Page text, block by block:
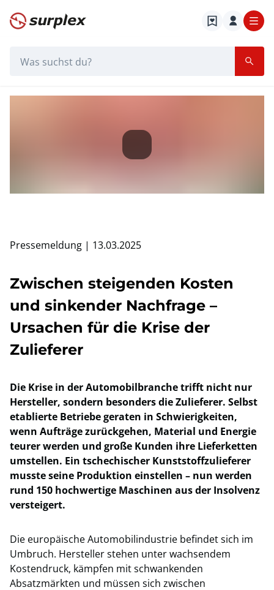
Startseite
Startseite
pressemeldung-ursache-automobilzulieferer-
Pressemeldung | 13.03.2025
Zwischen steigenden Kosten
und sinkender Nachfrage –
Ursachen für die Krise der
Zulieferer
Die Krise in der Automobilbranche trifft nicht nur
Hersteller, sondern besonders die Zulieferer. Selbst
etablierte Betriebe geraten in Schwierigkeiten,
wenn Aufträge zurückgehen, Material und Energie
teurer werden und große Kunden ihre Lieferketten
umstellen. Ein tschechischer Kunststoffzulieferer
musste seine Produktion einstellen – nun werden
rund 150 hochwertige Maschinen aus der Insolvenz
versteigert.
Die europäische Automobilindustrie befindet sich im
Umbruch. Hersteller stehen unter wachsendem
Kostendruck, kämpfen mit schwankenden
Absatzmärkten und müssen sich zwischen